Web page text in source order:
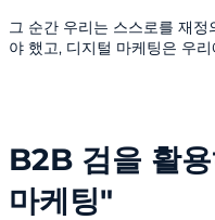
그 순간 우리는 스스로를 재
야 했고, 디지털 마케팅은 우
B2B 검을 활
마케팅"